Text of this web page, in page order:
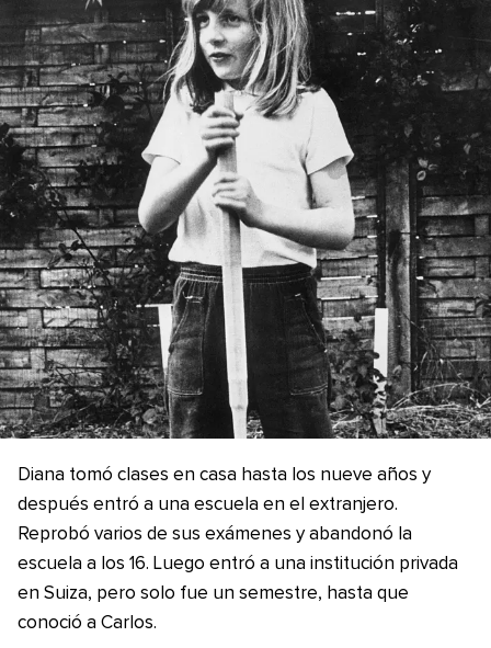
Diana tomó clases en casa hasta los nueve años y
después entró a una escuela en el extranjero.
Reprobó varios de sus exámenes y abandonó la
escuela a los 16. Luego entró a una institución privada
en Suiza, pero solo fue un semestre, hasta que
conoció a Carlos.